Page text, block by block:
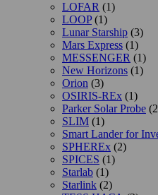
LOFAR (1)
LOOP(1)
Lunar Starship (3)
Mars Express (1)
MESSENGER (1)
New Horizons (1)
Orion (3)
OSIRIS-REx (1)
Parker Solar Probe
SLIM (1)
Smart Lander for
SPHEREx (2)
SPICES (1)
Starlab (1)
Starlink (2)